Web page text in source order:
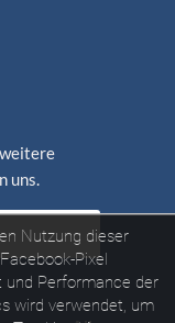
Nutzung dieser
Facebook-Pixel
Performance der
wird verwendet, um
uns.